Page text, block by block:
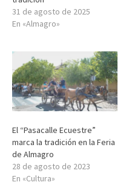
31 de agosto de 2025
En «Almagro»
El “Pasacalle Ecuestre”
marca la tradición en la Feria
de Almagro
28 de agosto de 2023
En «Cultura»